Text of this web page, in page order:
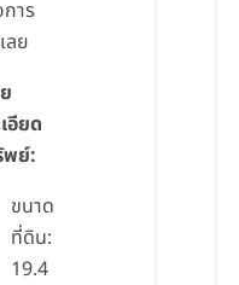
าร
ลย
อียด
พย์:
ขนาด
ที่ดิน:
19.4